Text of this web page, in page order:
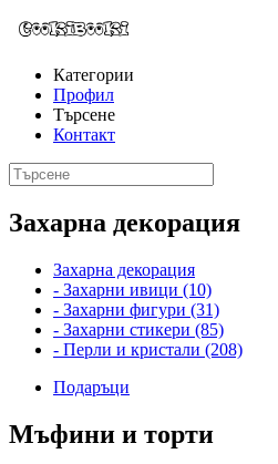
Категории
Профил
Търсене
Контакт
Захарна декорация
Захарна декорация
- Захарни ивици (10)
- Захарни фигури (31)
- Захарни стикери (85)
- Перли и кристали (208)
Подаръци
Мъфини и торти